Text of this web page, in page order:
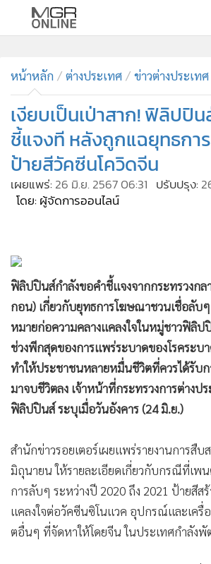
• ทันเหตุการณ์
• ภาคใต้
• ภูมิภาค
• Online Section
• บันเทิง
• ผู้จัดการรายวัน
คอลัมนิสต์
• ผู้จัดกวน
• Good health & Well-being
Green Innovation & SD
• Management & HR
• MGR Live
• Infographic
• ท่องเที่ยว
• กีฬา
• ต่างประเทศ
• Special Scoop
• เศรษฐกิจ-ธุรกิจ
หน้าหลัก ต่างประเทศ ข่าวต่างประเทศ
เงียบเป็นเป่าสาก! ฟิลิปปิ
ชี้แจงที หลังถูกแฉยุทธกา
ป้ายสีวัคซีนโควิดจีน
เผยแพร่: 26 มิ.ย. 2567 06:31 ปรับปรุง:
โดย: ผู้จัดการออนไลน์
ฟิลิปปินส์กำลังขอคำชี้แจงจากกระทรวงกล
กอน) เกี่ยวกับยุทธการโฆษณาชวนเชื่อลับๆ
หมายก่อความคลางแคลงใจในหมู่ชาวฟิลิ
ช่วงพีกสุดของการแพร่ระบาดของโรคระบ
ทำให้ประชาชนหลายหมื่นชีวิตที่ควรได้รับ
มาจบชีวิตลง เจ้าหน้าที่กระทรวงการต่างป
ฟิลิปปินส์ ระบุเมื่อวันอังคาร (24 มิ.ย.)
สำนักข่าวรอยเตอร์เผยแพร่รายงานการสืบ
มิถุนายน ให้รายละเอียดเกี่ยวกับกรณีที่เพ
การลับๆ ระหว่างปี 2020 ถึง 2021 ป้ายสีส
แคลงใจต่อวัคซีนซิโนแวค อุปกรณ์และเครื่อ
ตอื่นๆ ที่จัดหาให้โดยจีน ในประเทศกำลัง